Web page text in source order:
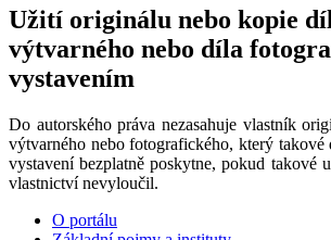
Užití originálu nebo kopie
výtvarného nebo díla
vystavením
Do autorského práva nezasahuje vlastník
výtvarného nebo fotografického, který
vystavení bezplatně poskytne, pokud takové
vlastnictví nevyloučil.
O portálu